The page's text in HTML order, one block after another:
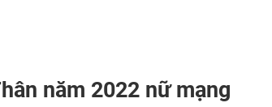
năm 2022 nữ mạng